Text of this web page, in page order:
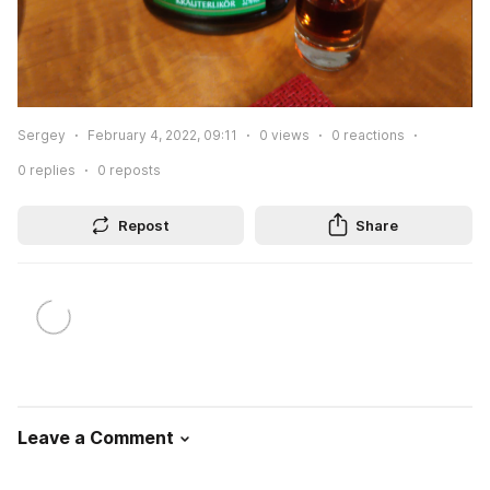
Sergey February 4, 2022, 09:11 0 views 0 reactions
0 replies 0 reposts
Repost Share
Leave a Comment